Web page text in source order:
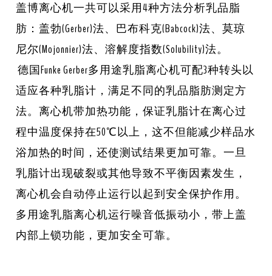
盖博离心机一共可以采用4种方法分析乳品脂
肪：盖勃(Gerber)法、巴布科克(Babcock)法、莫琼
尼尔(Mojonnier)法、溶解度指数(Solubility)法。
德国Funke Gerber多用途乳脂离心机可配3种转头以
适应各种乳脂计，满足不同的乳品脂肪测定方
法。离心机带加热功能，保证乳脂计在离心过
程中温度保持在50℃以上，这不但能减少样品水
浴加热的时间，还使测试结果更加可靠。一旦
乳脂计出现破裂或其他导致不平衡因素发生，
离心机会自动停止运行以起到安全保护作用。
多用途乳脂离心机运行噪音低振动小，带上盖
内部上锁功能，更加安全可靠。